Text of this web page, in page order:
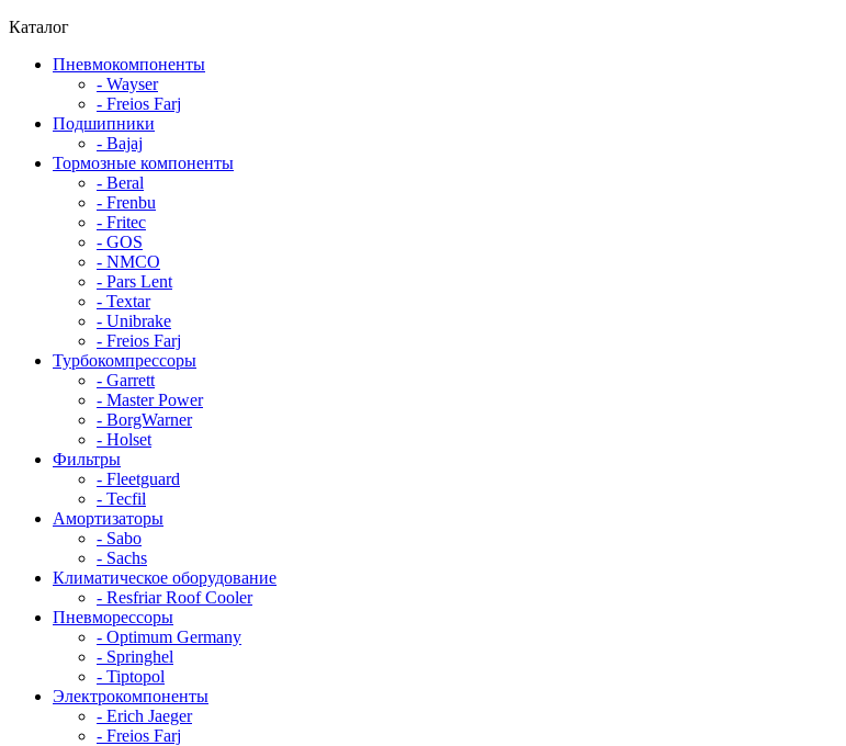
Каталог
Пневмокомпоненты
- Wayser
- Freios Farj
Подшипники
- Bajaj
Тормозные компоненты
- Beral
- Frenbu
- Fritec
- GOS
- NMCO
- Pars Lent
- Textar
- Unibrake
- Freios Farj
Турбокомпрессоры
- Garrett
- Master Power
- BorgWarner
- Holset
Фильтры
- Fleetguard
- Tecfil
Амортизаторы
- Sabo
- Sachs
Климатическое оборудование
- Resfriar Roof Cooler
Пневморессоры
- Optimum Germany
- Springhel
- Tiptopol
Электрокомпоненты
- Erich Jaeger
- Freios Farj